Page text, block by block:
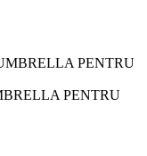
PENTRU